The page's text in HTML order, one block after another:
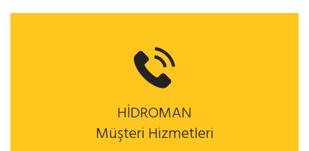
HİDROMAN
Müşteri Hizmetleri